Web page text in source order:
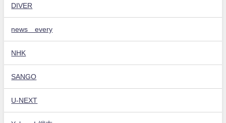
DIVER
news every
NHK
SANGO
U-NEXT